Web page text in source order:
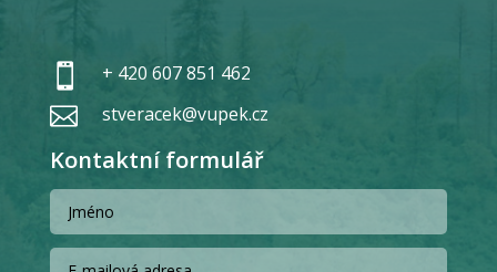
 + 420 607 851 462
 stveracek@vupek.cz
Kontaktní formulář